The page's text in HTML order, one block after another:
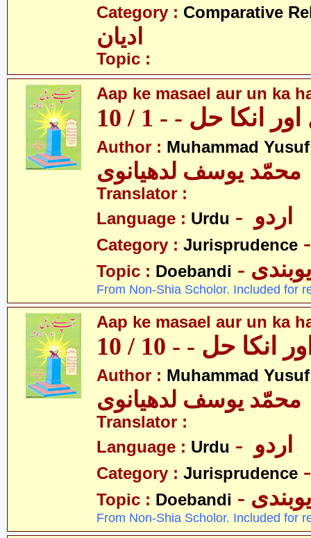
Category : Comparative
ادیان
Topic :
Aap ke masael aur un ka
انکا حل - - 1 / 10
Author : Muhammad
محمّد یوسف لدھیانوی
Translator :
Language : Urdu
Category : Jurisprudence
Topic : Doebandi
From Non-Shia Scholor. Included for
Aap ke masael aur un ka
حل - - 10 / 10
Author : Muhammad
محمّد یوسف لدھیانوی
Translator :
Language : Urdu
Category : Jurisprudence
Topic : Doebandi
From Non-Shia Scholor. Included for